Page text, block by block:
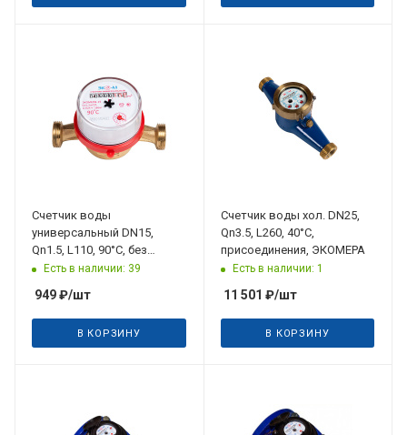
Счетчик воды
универсальный DN15,
Qn1.5, L110, 90°C, без
присоединений, ЭКОМЕРА
Есть в наличии: 39
949₽/шт
В КОРЗИНУ
Счетчик воды хол. DN25,
Qn3.5, L260, 40°C,
присоединения, ЭКОМЕРА
Есть в наличии: 1
11 501 ₽/шт
В КОРЗИНУ